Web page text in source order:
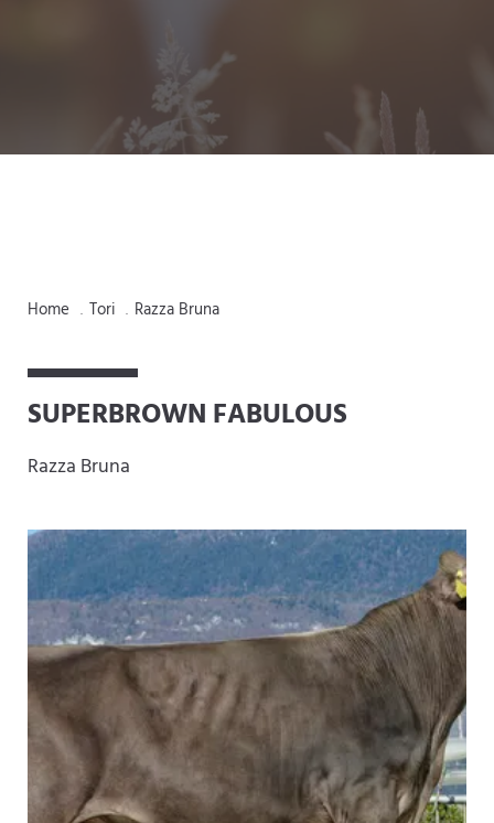
Home . Tori . Razza Bruna
SUPERBROWN FABULOUS
Razza Bruna